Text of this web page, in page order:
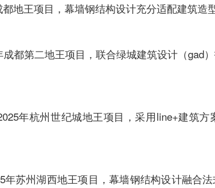
地王项目，幕墙钢结构设计充分适配建筑造
都第二地王项目，联合绿城建筑设计（gad
年杭州世纪城地王项目，采用line+建筑
苏州湖西地王项目，幕墙钢结构设计融合